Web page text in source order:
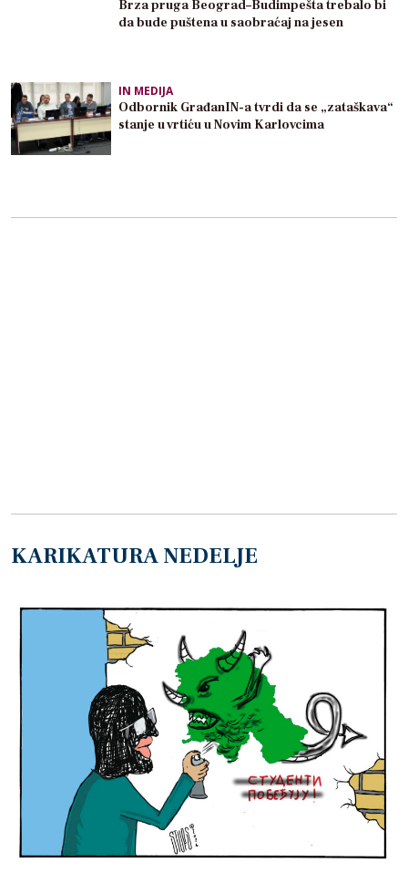
Brza pruga Beograd–Budimpešta trebalo bi
da bude puštena u saobraćaj na jesen
IN MEDIJA
Odbornik GrađanIN-a tvrdi da se „zataškava“
stanje u vrtiću u Novim Karlovcima
KARIKATURA NEDELJE